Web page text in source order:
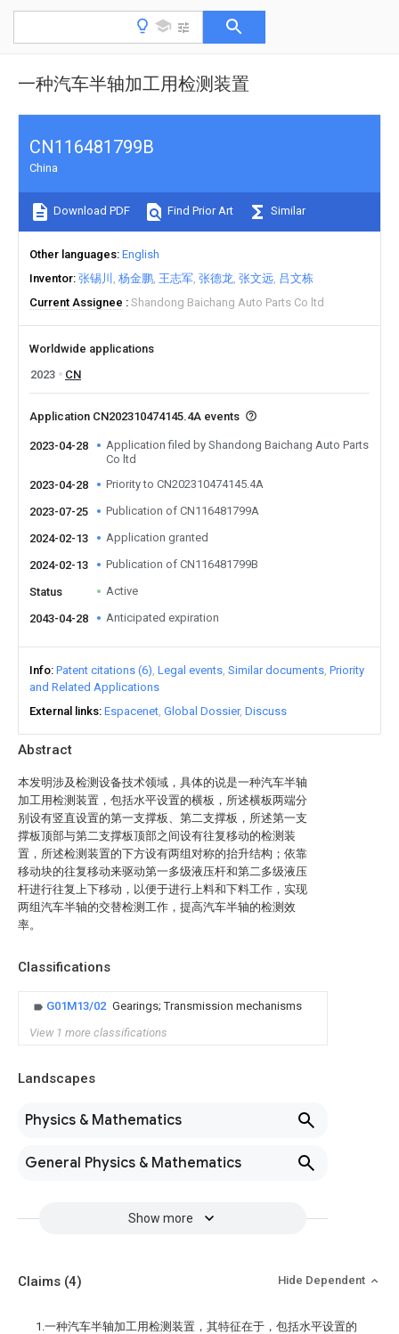
一种汽车半轴加工用检测装置
Abstract
本发明涉及检测设备技术领域，具体的说是一种汽车半轴
加工用检测装置，包括水平设置的横板，所述横板两端分
别设有竖直设置的第一支撑板、第二支撑板，所述第一支
撑板顶部与第二支撑板顶部之间设有往复移动的检测装
置，所述检测装置的下方设有两组对称的抬升结构；依靠
移动块的往复移动来驱动第一多级液压杆和第二多级液压
杆进行往复上下移动，以便于进行上料和下料工作，实现
两组汽车半轴的交替检测工作，提高汽车半轴的检测效
率。
Classifications
G01M13/02 Gearings; Transmission mechanisms
View 1 more classifications
Landscapes
Physics & Mathematics
General Physics & Mathematics
Show more
CN116481799B
China
Download PDF Find Prior Art Similar
Other languages English
Inventor 张锡川 杨金鹏 王志军 张德龙 张文远 吕文栋
Current Assignee
Shandong Baichang Auto Parts Co ltd
Worldwide applications
2023
CN
Application CN202310474145.4A events
2023-04-28
Application filed by Shandong Baichang Auto Parts
Co ltd
2023-04-28
Priority to CN202310474145.4A
2023-07-25 Publication of CN116481799A
2024-02-13 Application granted
2024-02-13 Publication of CN116481799B
Status Active
2043-04-28 Anticipated expiration
Info Patent citations (6) Legal events Similar documents Priority
and Related Applications
External links Espacenet Global Dossier Discuss
Claims (4) Hide Dependent
1.一种汽车半轴加工用检测装置，其特征在于，包括水平设置的